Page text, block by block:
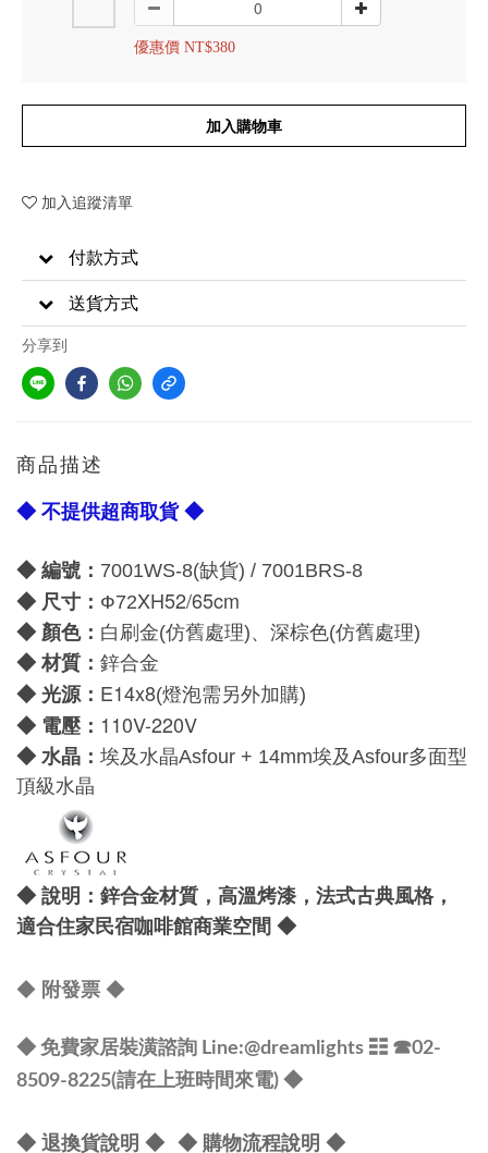
優惠價 NT$380
加入購物車
加入追蹤清單
付款方式
送貨方式
分享到
商品描述
◆ 不提供超商取貨 ◆
◆ 編號： 7001WS-8(缺貨) / 7001BRS-8
◆ 尺寸： Ф72XH52/65cm
◆ 顏色： 白刷金(仿舊處理)、 深棕色(仿舊處理)
◆ 材質： 鋅合金
◆ 光源： E14x8(燈泡需另外加購)
◆ 電壓： 110V-220V
◆ 水晶： 埃及水晶Asfour + 14mm埃及Asfour多面型
頂級水晶
◆ 說明：鋅合金材質，高溫烤漆，法式古典風格，
適合住家民宿咖啡館商業空間 ◆
◆ 附發票◆
◆ 免費家居裝潢諮詢 Line:@dreamlights ☷ ☎02-
8509-8225(請在上班時間來電) ◆
◆ 退換貨說明 ◆ ◆ 購物流程說明 ◆